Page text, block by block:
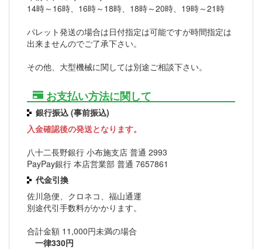
14時～16時、16時～18時、18時～20時、19時～21時
パレット発送の場合は日付指定は可能ですが時間指定は
出来ませんのでご了承下さい。
その他、大型機械に関しては別途ご相談下さい。
お支払い方法に関して
銀行振込 (事前振込)
入金確認後の発送となります。
八十二長野銀行 小布施支店 普通 2993
PayPay銀行 本店営業部 普通 7657861
代金引換
佐川急便、クロネコ、福山通運
別途代引手数料がかかります。
合計金額 11,000円未満の場合
一律330円